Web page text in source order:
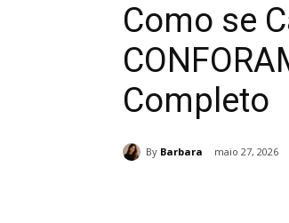
Como se
Completo
By Barbara maio 27, 2026